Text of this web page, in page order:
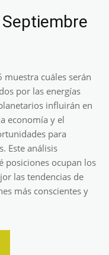
muestra cuáles serán
por las energías
influirán en
economía y el
para
Este análisis
posiciones ocupan los
las tendencias de
más conscientes y